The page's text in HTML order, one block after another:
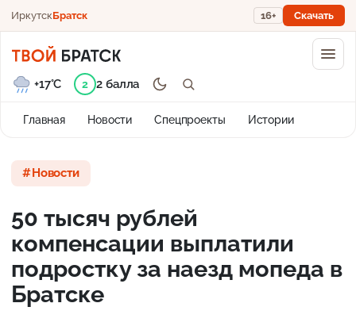
ИркутскБратск 16+ Скачать
Главная Новости Спецпроекты Истории
+17°C 2 2 балла
Новости
50 тысяч рублей
компенсации выплатили
подростку за наезд мопеда в
Братске